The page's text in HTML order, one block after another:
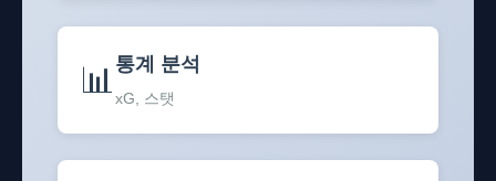
📊 통계 분석
xG, 스탯